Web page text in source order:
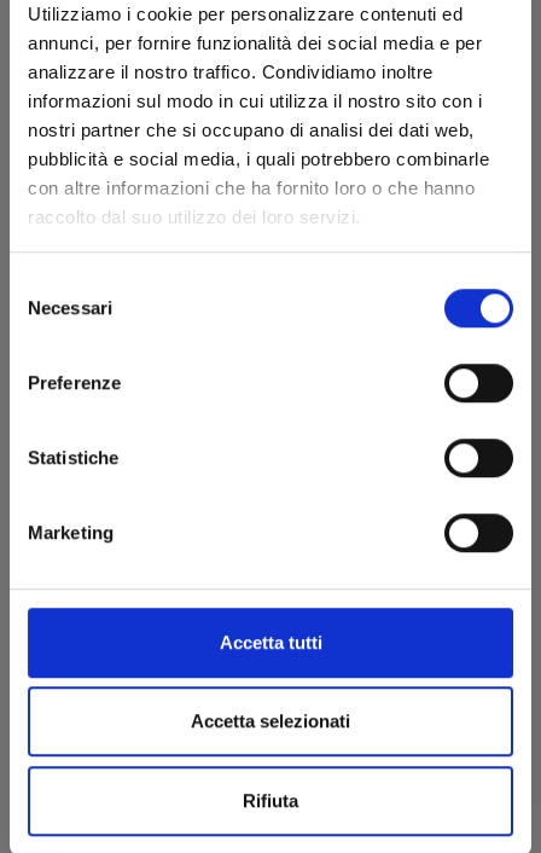
Utilizziamo i cookie per personalizzare contenuti ed
annunci, per fornire funzionalità dei social media e per
analizzare il nostro traffico. Condividiamo inoltre
informazioni sul modo in cui utilizza il nostro sito con i
nostri partner che si occupano di analisi dei dati web,
pubblicità e social media, i quali potrebbero combinarle
con altre informazioni che ha fornito loro o che hanno
raccolto dal suo utilizzo dei loro servizi.
delNecessari
Preferenze
Statistiche
Marketing
Accetta tutti
Accetta selezionati
Rifiuta
SHIKIMORI’S NOT JUST A CUTIE n. 18